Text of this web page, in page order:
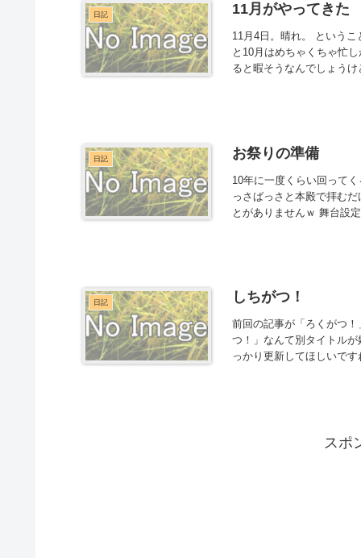
日記 11月がやってきた
11月4日。晴れ。 という
と10月はめちゃくちゃ忙
ると暇そうなんでしょう
日記 お祭りの準備
10年に一度くらい回って
っさばっさと本殿で拝む
とがありませんｗ 舞台設
日記 しちがつ！
前回の記事が「ろくがつ
つ！」なんて別タイトル
っかり更新してほしいで
スポ